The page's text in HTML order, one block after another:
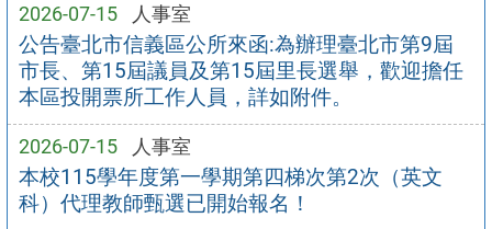
2026-07-15 人事室
公告臺北市信義區公所來函:為辦理臺北市第9屆
市長、第15屆議員及第15屆里長選舉，歡迎擔任
本區投開票所工作人員，詳如附件。
2026-07-15 人事室
本校115學年度第一學期第四梯次第2次（英文
科）代理教師甄選已開始報名！